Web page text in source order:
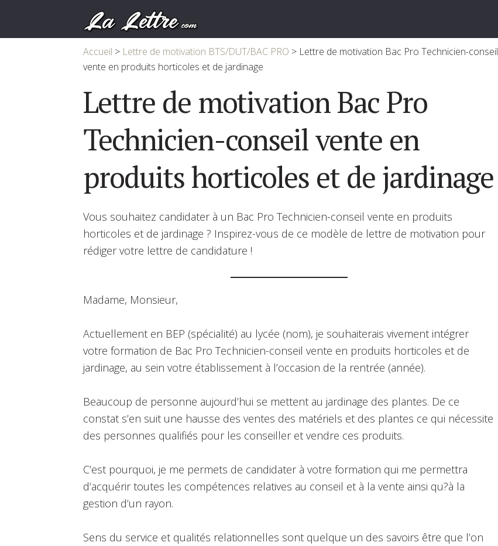
Accueil > Lettre de motivation BTS/DUT/BAC PRO > Lettre de motivation Bac Pro Technicien-conseil
vente en produits horticoles et de jardinage
Lettre de motivation Bac Pro
Technicien-conseil vente en
produits horticoles et de jardinage
Vous souhaitez candidater à un Bac Pro Technicien-conseil vente en produits
horticoles et de jardinage ? Inspirez-vous de ce modèle de lettre de motivation pour
rédiger votre lettre de candidature !
Madame, Monsieur,
Actuellement en BEP (spécialité) au lycée (nom), je souhaiterais vivement intégrer
votre formation de Bac Pro Technicien-conseil vente en produits horticoles et de
jardinage, au sein votre établissement à l’occasion de la rentrée (année).
Beaucoup de personne aujourd’hui se mettent au jardinage des plantes. De ce
constat s’en suit une hausse des ventes des matériels et des plantes ce qui nécessite
des personnes qualifiés pour les conseiller et vendre ces produits.
C’est pourquoi, je me permets de candidater à votre formation qui me permettra
d’acquérir toutes les compétences relatives au conseil et à la vente ainsi qu?à la
gestion d’un rayon.
Sens du service et qualités relationnelles sont quelque un des savoirs être que l’on